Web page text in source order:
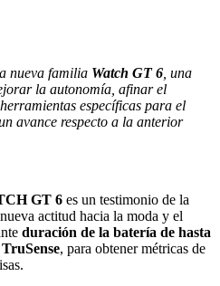
nueva familia Watch GT 6 , una
la autonomía, afinar el
específicas para el
avance respecto a la anterior
GT 6 es un testimonio de la
actitud hacia la moda y el
duración de la batería de hasta
, para obtener métricas de